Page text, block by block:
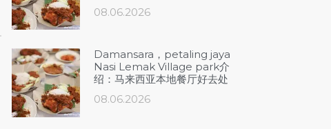
08.06.2026
Damansara，petaling jaya
Nasi Lemak Village park介
绍：马来西亚本地餐厅好去处
08.06.2026